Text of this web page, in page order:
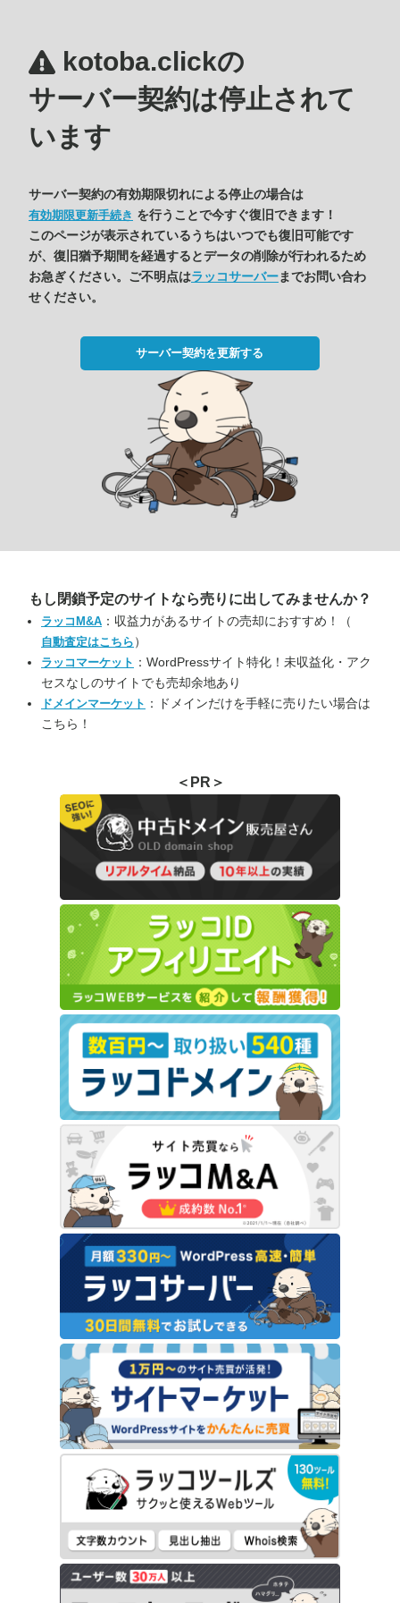
kotoba.clickの
サーバー契約は停止されて
います
サーバー契約の有効期限切れによる停止の場合は
有効期限更新手続き を行うことで今すぐ復旧できます！
このページが表示されているうちはいつでも復旧可能です
が、復旧猶予期間を経過するとデータの削除が行われるため
お急ぎください。ご不明点はラッコサーバーまでお問い合わ
せください。
サーバー契約を更新する
もし閉鎖予定のサイトなら売りに出してみませんか？
ラッコM&A ：収益力があるサイトの売却におすすめ！（
自動査定はこちら ）
ラッコマーケット ：WordPressサイト特化！未収益化・アク
セスなしのサイトでも売却余地あり
ドメインマーケット ：ドメインだけを手軽に売りたい場合は
こちら！
＜PR＞